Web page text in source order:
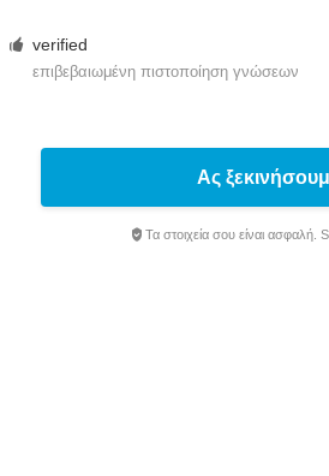
verified
επιβεβαιωμένη πιστοποίηση γνώσεων
Ας
Τα στοιχεία σου είναι ασφαλή.